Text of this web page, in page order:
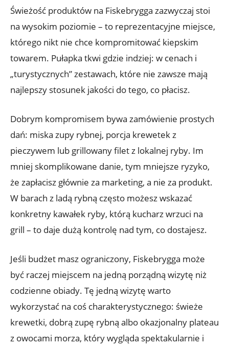
Świeżość produktów na Fiskebrygga zazwyczaj stoi
na wysokim poziomie – to reprezentacyjne miejsce,
którego nikt nie chce kompromitować kiepskim
towarem. Pułapka tkwi gdzie indziej: w cenach i
„turystycznych” zestawach, które nie zawsze mają
najlepszy stosunek jakości do tego, co płacisz.
Dobrym kompromisem bywa zamówienie prostych
dań: miska zupy rybnej, porcja krewetek z
pieczywem lub grillowany filet z lokalnej ryby. Im
mniej skomplikowane danie, tym mniejsze ryzyko,
że zapłacisz głównie za marketing, a nie za produkt.
W barach z ladą rybną często możesz wskazać
konkretny kawałek ryby, którą kucharz wrzuci na
grill – to daje dużą kontrolę nad tym, co dostajesz.
Jeśli budżet masz ograniczony, Fiskebrygga może
być raczej miejscem na jedną porządną wizytę niż
codzienne obiady. Tę jedną wizytę warto
wykorzystać na coś charakterystycznego: świeże
krewetki, dobrą zupę rybną albo okazjonalny plateau
z owocami morza, który wygląda spektakularnie i